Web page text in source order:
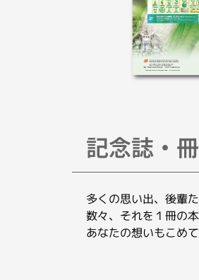
記念誌・
多くの思い出、後輩
数々、それを１冊の
あなたの想いもこめ